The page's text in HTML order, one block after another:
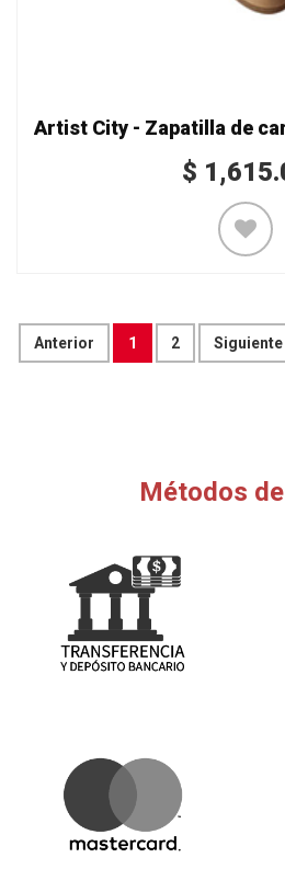
$
Anterior 1 2 Siguiente
Métodos